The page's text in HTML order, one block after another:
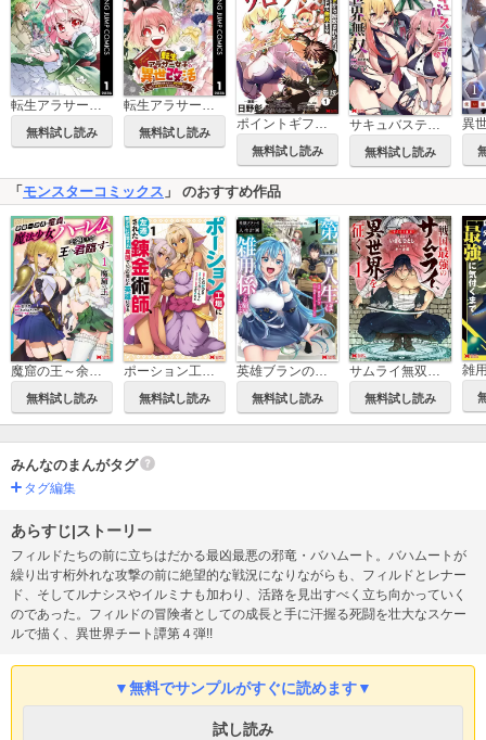
転生アラサー女子の異世改活 政略結婚は嫌なので、雑学知識で楽しい改革ライフを決行しちゃいます！
無料試し読み
転生アラサー女子の異世改活 政略結婚は嫌なので、雑学知識で楽しい改革ライフを決行しちゃいます！ 分冊版
無料試し読み
ポイントギフター《経験値分配能力者》の異世界最強ソロライフ ～ブラックギルドから解放された男は万能最強職として無双する～(コミック) 分冊版
無料試し読み 無料試し読み
「モンスターコミックス 」 のおすすめ作品
無料試し読み 無料試し読み 無料試し読み 無料試し読み
みんなのまんがタグ
タグ編集
あらすじ|ストーリー
フィルドたちの前に立ちはだかる最凶最悪の邪竜・バハムート。バハムートが
繰り出す桁外れな攻撃の前に絶望的な戦況になりながらも、フィルドとレナー
ド、そしてルナシスやイルミナも加わり、活路を見出すべく立ち向かっていく
のであった。フィルドの冒険者としての成長と手に汗握る死闘を壮大なスケー
ルで描く、異世界チート譚第４弾!!
▼無料でサンプルがすぐに読めます▼
試し読み